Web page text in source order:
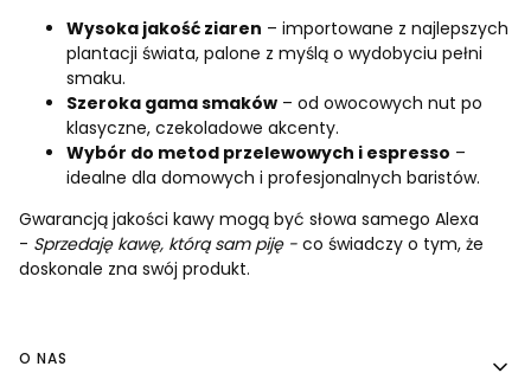
Wysoka jakość ziaren – importowane z najlepszych
plantacji świata, palone z myślą o wydobyciu pełni
smaku.
Szeroka gama smaków – od owocowych nut po
klasyczne, czekoladowe akcenty.
Wybór do metod przelewowych i espresso –
idealne dla domowych i profesjonalnych baristów.
Gwarancją jakości kawy mogą być słowa samego Alexa
- Sprzedaję kawę, którą sam piję - co świadczy o tym, że
doskonale zna swój produkt.
Linki w stopce
O NAS